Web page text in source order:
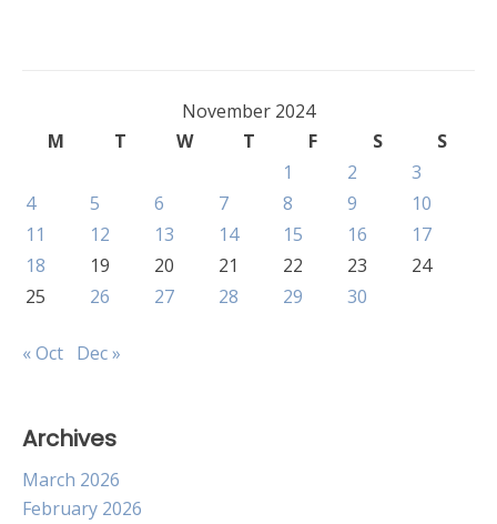
November 2024
M
T W T F S
S
1
2
3
4
5 6 7 8 9
10
11
12 13 14 15 16
17
18
19 20 21 22 23
24
25
26 27 28 29 30
« Oct Dec »
Archives
March 2026
February 2026